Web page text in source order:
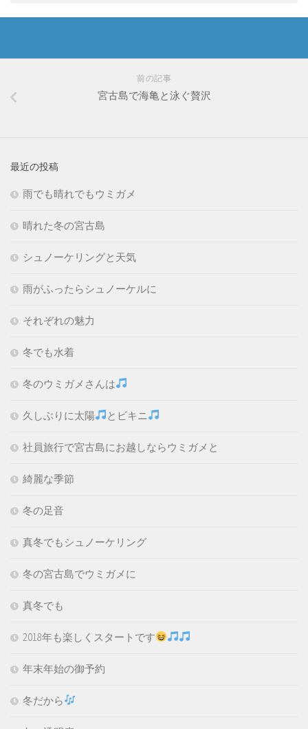
前の記事
宮古島で海亀と泳ぐ贅沢
最近の投稿
雨でも晴れでもウミガメ
晴れた冬の宮古島
シュノーケリングと天気
雨がふったらシュノーケルに
それぞれの魅力
冬でも水着
冬のウミガメさんは
久しぶりに太陽 とビキニ
社員旅行で宮古島にお越しならウミガメと
綺麗な季節
冬の足音
真冬でもシュノーケリング
冬の宮古島でウミガメに
真冬でも
2018年も楽しくスタートです
年末年始の御予約
冬だから